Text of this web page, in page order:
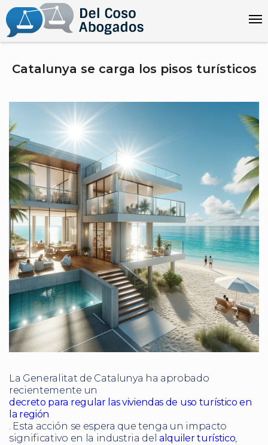
Catalunya se carga los pisos turísticos
La Generalitat de Catalunya ha aprobado
recientemente un
decreto para regular las viviendas de uso turístico en
la región
. Esta acción se espera que tenga un impacto
significativo en la industria delalquiler turístico,